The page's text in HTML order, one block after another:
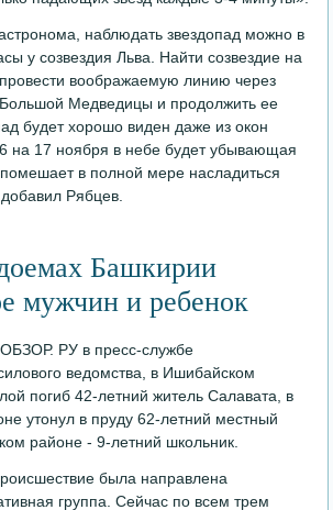
наблюдать звездопад можно в
у созвездия Льва. Найти созвездие на
воображаемую линию через
Медведицы и продолжить ее
будет хорошо виден даже из окон
на 17 ноября в небе будет убывающая
в полной мере насладиться
Рябцев.
Башкирии
мужчин и ребенок
РУ в пресс-службе
ведомства, в Ишибайском
погиб 42-летний житель Салавата, в
утонул в пруду 62-летний местный
районе - 9-летний школьник.
была направлена
группа. Сейчас по всем трем